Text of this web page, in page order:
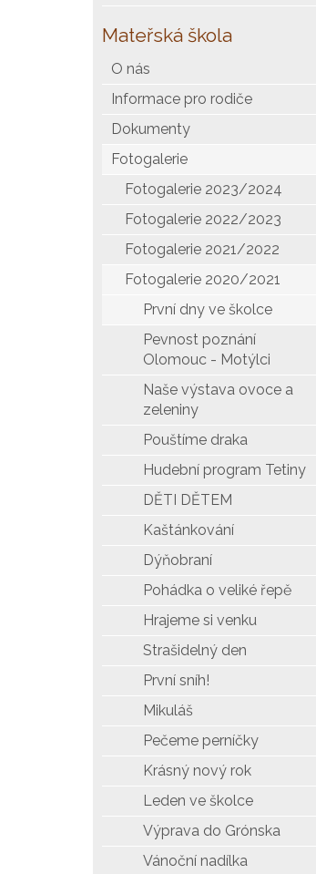
Mateřská škola
O nás
Informace pro rodiče
Dokumenty
Fotogalerie
Fotogalerie 2023/2024
Fotogalerie 2022/2023
Fotogalerie 2021/2022
Fotogalerie 2020/2021
První dny ve školce
Pevnost poznání
Olomouc - Motýlci
Naše výstava ovoce a
zeleniny
Pouštíme draka
Hudební program Tetiny
DĚTI DĚTEM
Kaštánkování
Dýňobraní
Pohádka o veliké řepě
Hrajeme si venku
Strašidelný den
První sníh!
Mikuláš
Pečeme perníčky
Krásný nový rok
Leden ve školce
Výprava do Grónska
Vánoční nadílka